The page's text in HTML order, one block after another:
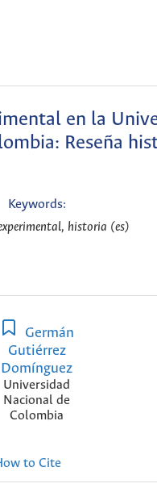
en la
Reseña
Keywords:
historia (es)
Germán
Gutiérrez
Domínguez
Universidad
Nacional de
Colombia
to Cite